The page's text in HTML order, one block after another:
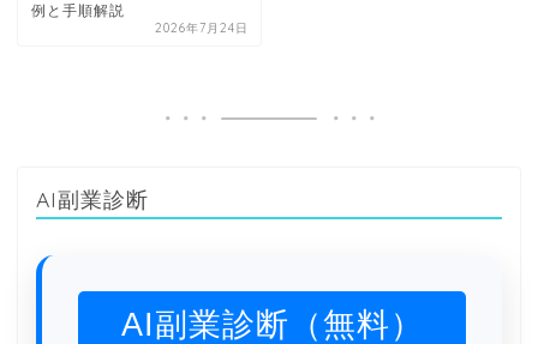
例と手順解説
2026年7月24日
AI副業診断
AI副業診断（無料）